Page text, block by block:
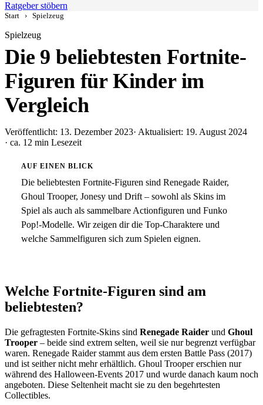
Ratgeber stöbern
Start › Spielzeug
Spielzeug
Die 9 beliebtesten Fortnite-
Figuren für Kinder im
Vergleich
Veröffentlicht: 13. Dezember 2023· Aktualisiert: 19. August 2024
· ca. 12 min Lesezeit
AUF EINEN BLICK
Die beliebtesten Fortnite-Figuren sind Renegade Raider,
Ghoul Trooper, Jonesy und Drift – sowohl als Skins im
Spiel als auch als sammelbare Actionfiguren und Funko
Pop!-Modelle. Wir zeigen dir die Top-Charaktere und
welche Sammelfiguren sich zum Spielen eignen.
Welche Fortnite-Figuren sind am
beliebtesten?
Die gefragtesten Fortnite-Skins sind Renegade Raider und Ghoul
Trooper – beide sind extrem selten, weil sie nur begrenzt verfügbar
waren. Renegade Raider stammt aus dem ersten Battle Pass (2017)
und ist seither nicht mehr erhältlich. Ghoul Trooper erschien nur
während des Halloween-Events 2017 und wurde danach kaum noch
angeboten. Diese Seltenheit macht sie zu den begehrtesten
Collectibles.